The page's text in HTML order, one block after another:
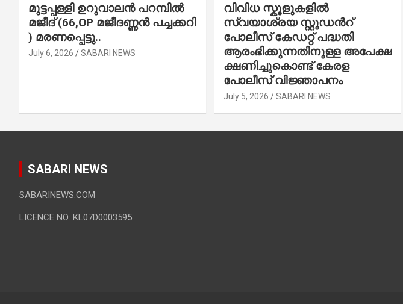
മുട്ടപ്പള്ളി ഉറുവാലൻ പറമ്പിൽ
മജീദ് (66,OP മജീദണ്ണൻ പച്ചക്കറി
) മരണപ്പെട്ടു..
July 6, 2026 SABARI NEWS
വിവിധ സ്കൂളുകളില്‍
സ്വയാശ്രയ സ്റ്റുഡന്‍റ്
പോലീസ് കേഡറ്റ് പദ്ധതി
ആരംഭിക്കുന്നതിനുള്ള അപേക്ഷ
ക്ഷണിച്ചുകൊണ്ട് കേരള
പോലീസ് വിജ്ഞാപനം
July 5, 2026 SABARI NEWS
SABARI NEWS
SABARINEWS.COM
LICENCE NO: KL07D0003595